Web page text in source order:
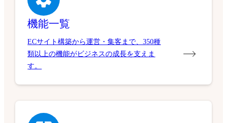
機能一覧
ECサイト構築から運営・集客まで、350種
類以上の機能がビジネスの成長を支えま
す。